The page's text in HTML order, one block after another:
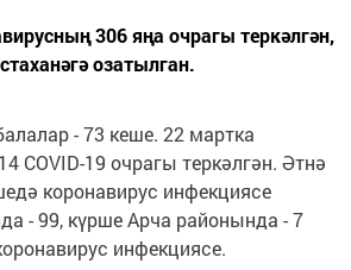
306 яңа очрагы теркәлгән,
озатылган.
- 73 кеше. 22 мартка
СОVID-19 очрагы теркәлгән. Әтнә
коронавирус инфекциясе
- 99, күрше Арча районында - 7
инфекциясе.